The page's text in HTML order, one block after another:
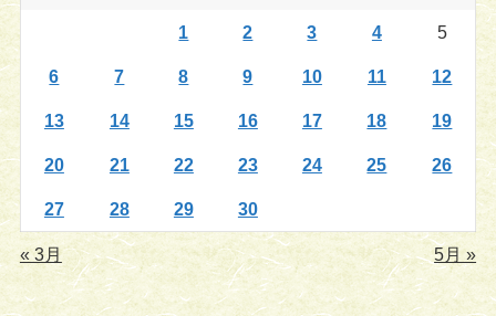
1 2 3 4 5
6 7 8 9 10 11 12
13 14 15 16 17 18 19
20 21 22 23 24 25 26
27 28 29 30
« 3月 5月 »